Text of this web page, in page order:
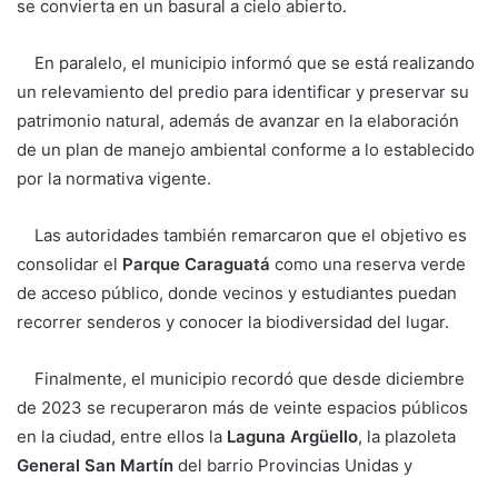
se convierta en un basural a cielo abierto.
En paralelo, el municipio informó que se está realizando
un relevamiento del predio para identificar y preservar su
patrimonio natural, además de avanzar en la elaboración
de un plan de manejo ambiental conforme a lo establecido
por la normativa vigente.
Las autoridades también remarcaron que el objetivo es
consolidar el Parque Caraguatá como una reserva verde
de acceso público, donde vecinos y estudiantes puedan
recorrer senderos y conocer la biodiversidad del lugar.
Finalmente, el municipio recordó que desde diciembre
de 2023 se recuperaron más de veinte espacios públicos
en la ciudad, entre ellos la Laguna Argüello, la plazoleta
General San Martín del barrio Provincias Unidas y